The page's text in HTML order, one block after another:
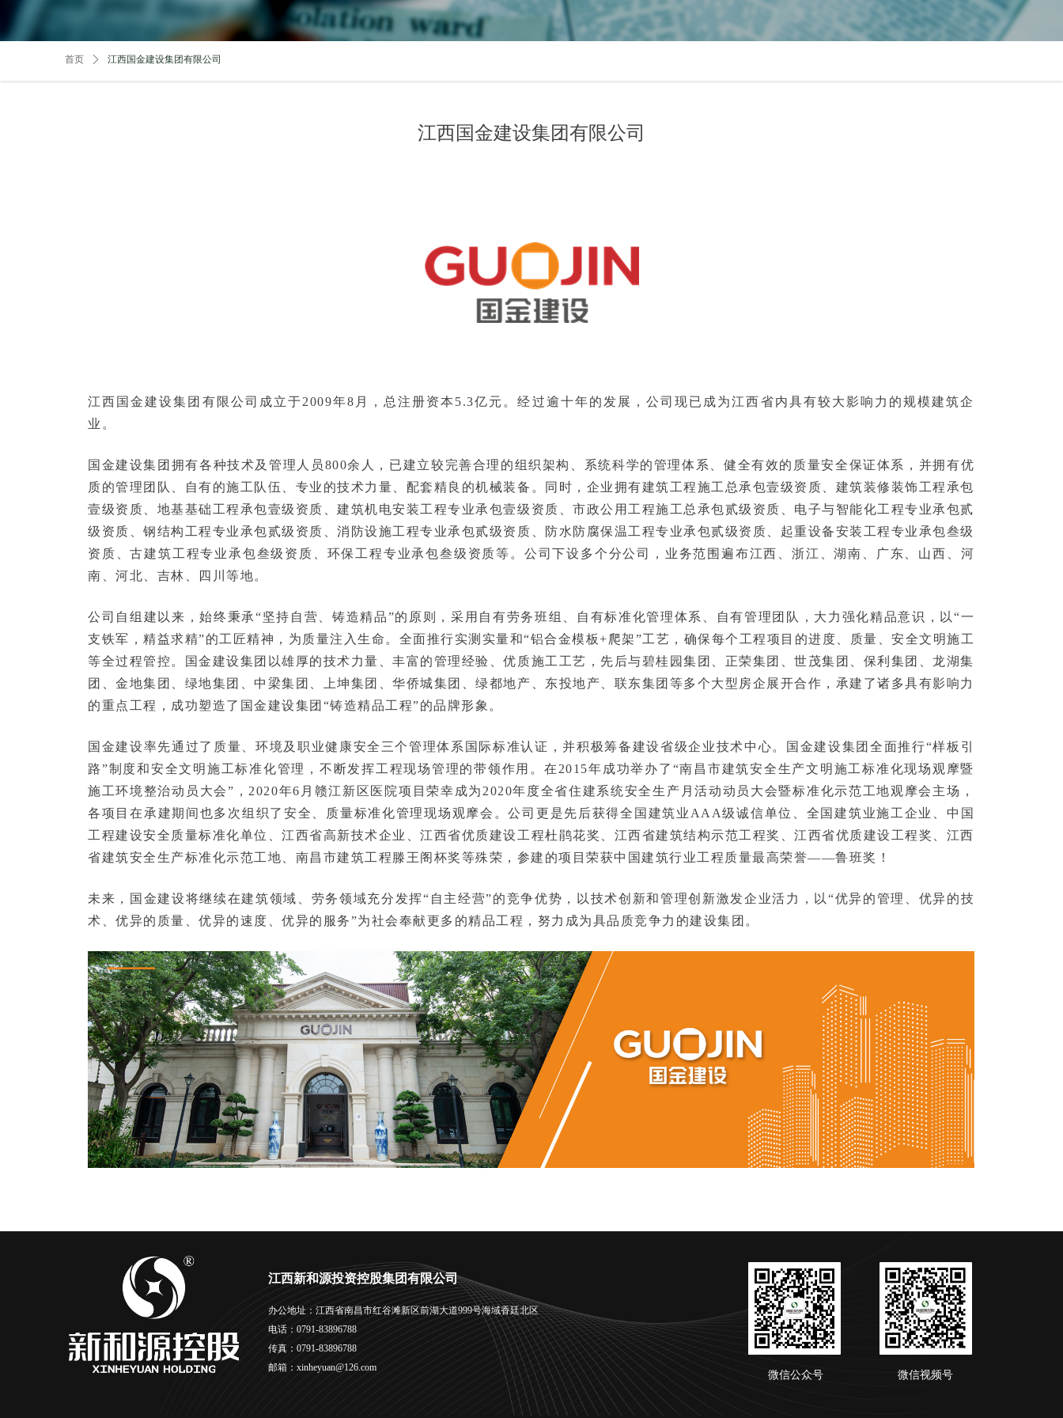
江西国金建设集团有限公司
江西国金建设集团有限公司成立于2009年8月，总注册资本5.3亿元。经过逾十年的发展，公司现已成为江西省内具有较大影响力的规模建筑企
业。
国金建设集团拥有各种技术及管理人员800余人，已建立较完善合理的组织架构、系统科学的管理体系、健全有效的质量安全保证体系，并拥有优
质的管理团队、自有的施工队伍、专业的技术力量、配套精良的机械装备。同时，企业拥有建筑工程施工总承包壹级资质、建筑装修装饰工程承包
壹级资质、地基基础工程承包壹级资质、建筑机电安装工程专业承包壹级资质、市政公用工程施工总承包贰级资质、电子与智能化工程专业承包贰
级资质、钢结构工程专业承包贰级资质、消防设施工程专业承包贰级资质、防水防腐保温工程专业承包贰级资质、起重设备安装工程专业承包叁级
资质、古建筑工程专业承包叁级资质、环保工程专业承包叁级资质等。公司下设多个分公司，业务范围遍布江西、浙江、湖南、广东、山西、河
南、河北、吉林、四川等地。
公司自组建以来，始终秉承“坚持自营、铸造精品”的原则，采用自有劳务班组、自有标准化管理体系、自有管理团队，大力强化精品意识，以“一
支铁军，精益求精”的工匠精神，为质量注入生命。全面推行实测实量和“铝合金模板+爬架”工艺，确保每个工程项目的进度、质量、安全文明施工
等全过程管控。国金建设集团以雄厚的技术力量、丰富的管理经验、优质施工工艺，先后与碧桂园集团、正荣集团、世茂集团、保利集团、龙湖集
团、金地集团、绿地集团、中梁集团、上坤集团、华侨城集团、绿都地产、东投地产、联东集团等多个大型房企展开合作，承建了诸多具有影响力
的重点工程，成功塑造了国金建设集团“铸造精品工程”的品牌形象。
国金建设率先通过了质量、环境及职业健康安全三个管理体系国际标准认证，并积极筹备建设省级企业技术中心。国金建设集团全面推行“样板引
路”制度和安全文明施工标准化管理，不断发挥工程现场管理的带领作用。在2015年成功举办了“南昌市建筑安全生产文明施工标准化现场观摩暨
施工环境整治动员大会”，2020年6月赣江新区医院项目荣幸成为2020年度全省住建系统安全生产月活动动员大会暨标准化示范工地观摩会主场，
各项目在承建期间也多次组织了安全、质量标准化管理现场观摩会。公司更是先后获得全国建筑业AAA级诚信单位、全国建筑业施工企业、中国
工程建设安全质量标准化单位、江西省高新技术企业、江西省优质建设工程杜鹃花奖、江西省建筑结构示范工程奖、江西省优质建设工程奖、江西
省建筑安全生产标准化示范工地、南昌市建筑工程滕王阁杯奖等殊荣，参建的项目荣获中国建筑行业工程质量最高荣誉——鲁班奖！
未来，国金建设将继续在建筑领域、劳务领域充分发挥“自主经营”的竞争优势，以技术创新和管理创新激发企业活力，以“优异的管理、优异的技
术、优异的质量、优异的速度、优异的服务”为社会奉献更多的精品工程，努力成为具品质竞争力的建设集团。
首页 ꄲ 江西国金建设集团有限公司
江西新和源投资控股集团有限公司
办公地址：江西省南昌市红谷滩新区前湖大道999号海域香廷北区
电话：0791-83896788
传真：0791-83896788
邮箱：xinheyuan@126.com
微信公众号 微信视频号